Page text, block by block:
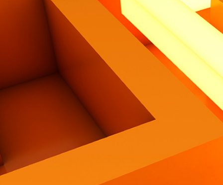
Heritage
Lavora con noi
Contatti